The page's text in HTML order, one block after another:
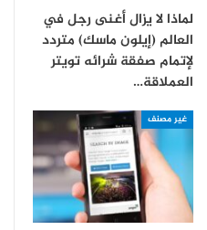
لماذا لا يزال أغنى رجل في
العالم (إيلون ماسك) متردد
لإتمام صفقة شرائه تويتر
العملاقة…
غير مصنف